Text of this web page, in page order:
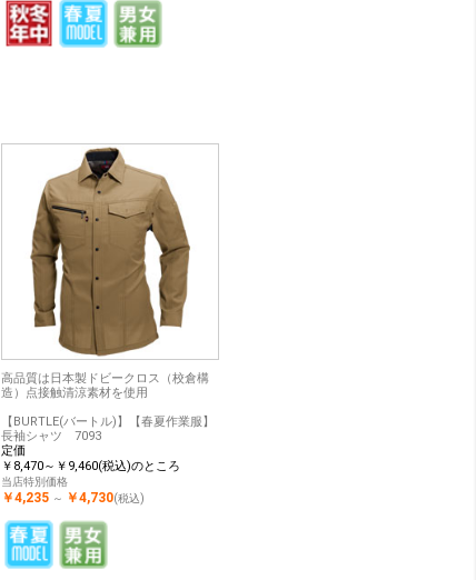
高品質は日本製ドビークロス（校倉構
造）点接触清涼素材を使用
【BURTLE(バートル)】【春夏作業服】
長袖シャツ 7093
定価
￥8,470～￥9,460(税込)のところ
当店特別価格
￥4,235 ～ ￥4,730(税込)